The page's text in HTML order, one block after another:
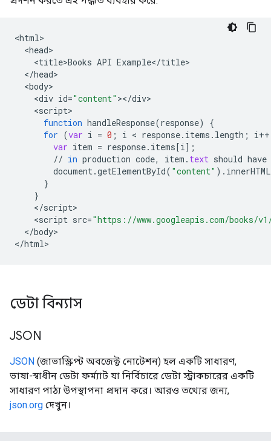
<html
<head
<title>Books API Example</title
</head
<body
<div id="content" ></div
<script
function handleResponse(response)
{
for (var i = 0 ; i < response. items . length ; i++
var item = response. items[i] ;
// in production code, item . text should have
document.getElementById( "content" ). innerHTML
}
}
</script
<script src="https://www.googleapis.com/books/
</body>
</html>
ডেটা বিন্যাস
JSON
JSON (জাভাস্ক্রিপ্ট অবজেক্ট নোটেশন) হল একটি সাধারণ,
ভাষা-স্বাধীন ডেটা ফর্ম্যাট যা নির্বিচারে ডেটা স্ট্রাকচারের একটি
সাধারণ পাঠ্য উপস্থাপনা প্রদান করে। আরও তথ্যের জন্য,
json.org দেখুন।